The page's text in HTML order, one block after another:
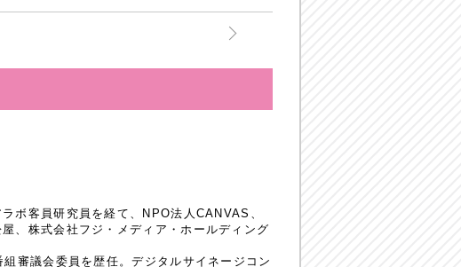
ボ客員研究員を経て、NPO法人CANVAS、
、株式会社フジ・メディア・ホールディング
審議会委員を歴任。デジタルサイネージコン